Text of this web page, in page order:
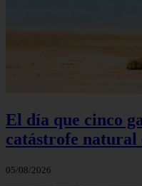
El día que cinco
catástrofe natural
05/08/2026